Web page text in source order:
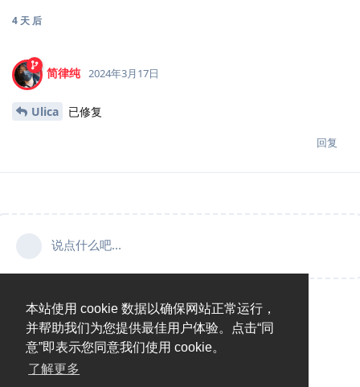
本站使用 cookie 数据以确保网站正常运行，
并帮助我们为您提供最佳用户体验。点击“同
意”即表示您同意我们使用 cookie。
了解更多
4 天 后
简律纯 2024年3月17日
Ulica 已修复
回复
说点什么吧...